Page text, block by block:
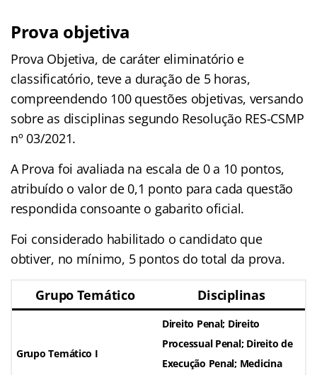
Prova objetiva
Prova Objetiva, de caráter eliminatório e
classificatório, teve a duração de 5 horas,
compreendendo 100 questões objetivas, versando
sobre as disciplinas segundo Resolução RES-CSMP
nº 03/2021.
A Prova foi avaliada na escala de 0 a 10 pontos,
atribuído o valor de 0,1 ponto para cada questão
respondida consoante o gabarito oficial.
Foi considerado habilitado o candidato que
obtiver, no mínimo, 5 pontos do total da prova.
Grupo Temático Disciplinas
Grupo Temático I
Direito Penal; Direito
Processual Penal; Direito de
Execução Penal; Medicina